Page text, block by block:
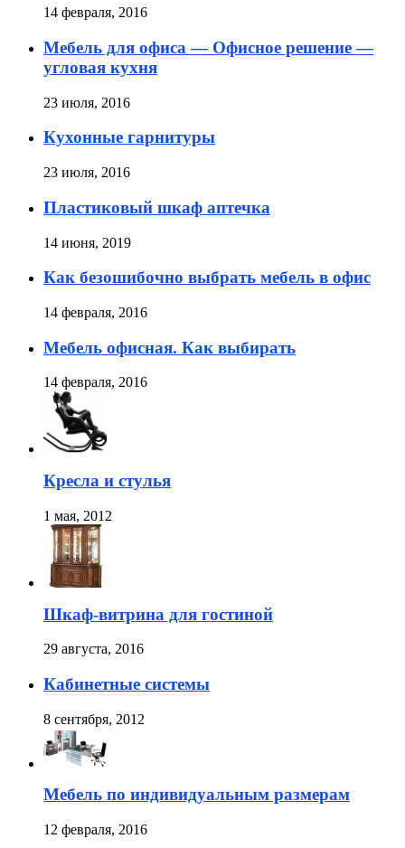
14 февраля, 2016
Мебель для офиса — Офисное решение —
угловая кухня
23 июля, 2016
Кухонные гарнитуры
23 июля, 2016
Пластиковый шкаф аптечка
14 июня, 2019
Как безошибочно выбрать мебель в офис
14 февраля, 2016
Мебель офисная. Как выбирать
14 февраля, 2016
Кресла и стулья
1 мая, 2012
Шкаф-витрина для гостиной
29 августа, 2016
Кабинетные cиcтемы
8 сентября, 2012
Мебель по индивидуальным размерам
12 февраля, 2016